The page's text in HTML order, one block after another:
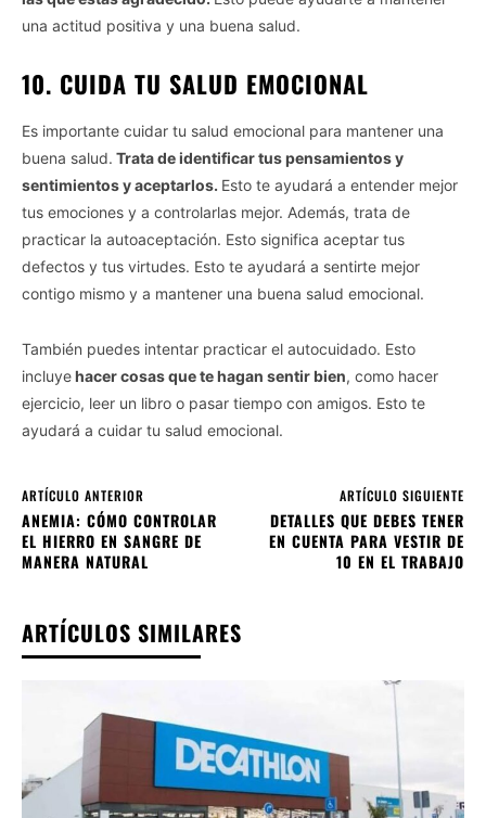
una actitud positiva y una buena salud.
10. CUIDA TU SALUD EMOCIONAL
Es importante cuidar tu salud emocional para mantener una
buena salud. Trata de identificar tus pensamientos y
sentimientos y aceptarlos. Esto te ayudará a entender mejor
tus emociones y a controlarlas mejor. Además, trata de
practicar la autoaceptación. Esto significa aceptar tus
defectos y tus virtudes. Esto te ayudará a sentirte mejor
contigo mismo y a mantener una buena salud emocional.
También puedes intentar practicar el autocuidado. Esto
incluyehacer cosas que te hagan sentir bien, como hacer
ejercicio, leer un libro o pasar tiempo con amigos. Esto te
ayudará a cuidar tu salud emocional.
ARTÍCULO ANTERIOR
ANEMIA: CÓMO CONTROLAR
EL HIERRO EN SANGRE DE
MANERA NATURAL
ARTÍCULO SIGUIENTE
DETALLES QUE DEBES TENER
EN CUENTA PARA VESTIR DE
10 EN EL TRABAJO
ARTÍCULOS SIMILARES